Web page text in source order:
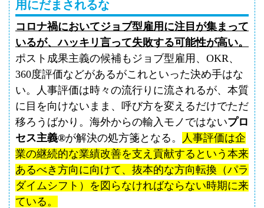
用にだまされるな
コロナ禍においてジョブ型雇用に注目が集まって
いるが、ハッキリ言って失敗する可能性が高い。
ポスト成果主義の候補もジョブ型雇用、 OKR、
360度評価などがあるがこれといった決め手はな
い。人事評価は時々の流行りに流されるが、本質
に目を向けないまま、呼び方を変えるだけでただ
移ろうばかり。海外からの輸入モノではないプロ
セス主義®が解決の処方箋となる。
人事評価は企
業の継続的な業績改善を支え貢献するという本来
あるべき方向に向けて、抜本的な方向転換（パラ
ダイムシフト）を図らなければならない時期に来
ている。